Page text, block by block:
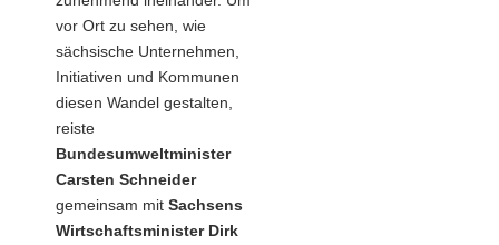
vor Ort zu sehen, wie
sächsische Unternehmen,
Initiativen und Kommunen
diesen Wandel gestalten,
reiste
Bundesumweltminister
Carsten Schneider
gemeinsam mit Sachsens
Wirtschaftsminister Dirk